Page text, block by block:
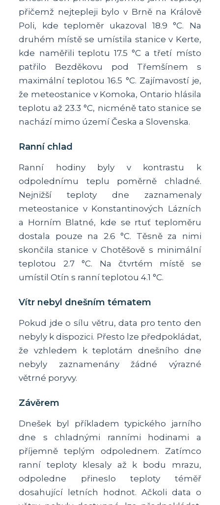
přičemž nejtepleji bylo v Brně na Králově
Poli, kde teploměr ukazoval 18.9 °C. Na
druhém místě se umístila stanice v Kerte,
kde naměřili teplotu 17.5 °C a třetí místo
patřilo Bezděkovu pod Třemšínem s
maximální teplotou 16.5 °C. Zajímavostí je,
že meteostanice v Komoka, Ontario hlásila
teplotu až 23.3 °C, nicméně tato stanice se
nachází mimo území Česka a Slovenska.
Ranní chlad
Ranní hodiny byly v kontrastu k
odpolednímu teplu poměrně chladné.
Nejnižší teploty dne zaznamenaly
meteostanice v Konstantinových Lázních
a Horním Blatné, kde se rtuť teploměru
dostala pouze na 2.6 °C. Těsně za nimi
skončila stanice v Chotěšově s minimální
teplotou 2.7 °C. Na čtvrtém místě se
umístil Otín s ranní teplotou 4.1 °C.
Vítr nebyl dnešním tématem
Pokud jde o sílu větru, data pro tento den
nebyly k dispozici. Přesto lze předpokládat,
že vzhledem k teplotám dnešního dne
nebyly zaznamenány žádné výrazné
větrné poryvy.
Závěrem
Dnešek byl příkladem typického jarního
dne s chladnými ranními hodinami a
příjemně teplým odpolednem. Zatímco
ranní teploty klesaly až k bodu mrazu,
odpoledne přineslo teploty téměř
dosahující letních hodnot. Ačkoli data o